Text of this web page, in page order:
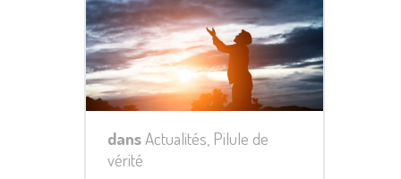
dansActualités Pilule de
vérité